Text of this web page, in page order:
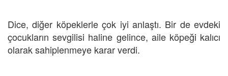
Dice, diğer köpeklerle çok iyi anlaştı. Bir de evdeki
çocukların sevgilisi haline gelince, aile köpeği kalıcı
olarak sahiplenmeye karar verdi.